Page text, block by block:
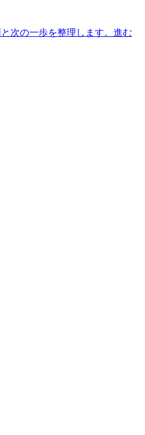
次の一歩を整理します。 進む